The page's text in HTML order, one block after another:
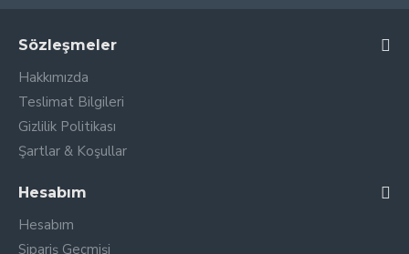
Sözleşmeler
Hakkımızda
Teslimat Bilgileri
Gizlilik Politikası
Şartlar & Koşullar
Hesabım
Hesabım
Sipariş Geçmişi